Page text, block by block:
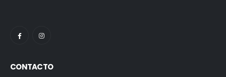
CONTACTO